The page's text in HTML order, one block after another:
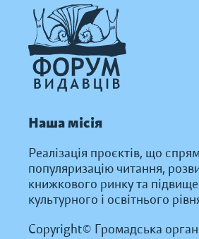
Наша місія
Реалізація проєктів, що
популяризацію читання,
книжкового ринку та
культурного і освітнього
Copyright© Громадська